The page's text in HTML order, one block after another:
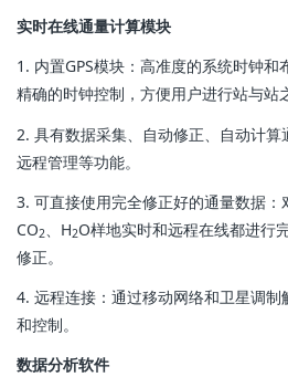
实时在线通量计算模块
1. 内置GPS模块：高准度的系统时钟
精确的时钟控制，方便用户进行站与站
2. 具有数据采集、自动修正、自动计
远程管理等功能。
3. 可直接使用完全修正好的通量数据：
CO2 、H2O样地实时和远程在线都进行
修正。
4. 远程连接：通过移动网络和卫星调
和控制。
数据分析软件